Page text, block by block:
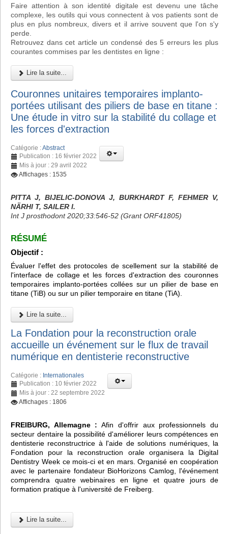
Faire attention à son identité digitale est devenu une tâche
complexe, les outils qui vous connectent à vos patients sont de
plus en plus nombreux, divers et il arrive souvent que l'on s'y
perde.
Retrouvez dans cet article un condensé des 5 erreurs les plus
courantes commises par les dentistes en ligne :
Lire la suite...
Couronnes unitaires temporaires implanto-
portées utilisant des piliers de base en titane :
Une étude in vitro sur la stabilité du collage et
les forces d'extraction
Catégorie :Abstract
Publication : 16 février 2022
Mis à jour : 29 avril 2022
Affichages : 1535
PITTA J, BIJELIC-DONOVA J, BURKHARDT F, FEHMER V,
NÄRHI T, SAILER I.
Int J prosthodont 2020;33:546-52 (Grant ORF41805)
RÉSUMÉ
Objectif :
Évaluer l'effet des protocoles de scellement sur la stabilité de
l'interface de collage et les forces d'extraction des couronnes
temporaires implanto-portées collées sur un pilier de base en
titane (TiB) ou sur un pilier temporaire en titane (TiA).
Lire la suite...
La Fondation pour la reconstruction orale
accueille un événement sur le flux de travail
numérique en dentisterie reconstructive
Catégorie : Internationales
Publication : 10 février 2022
Mis à jour : 22 septembre 2022
Affichages : 1806
FREIBURG, Allemagne : Afin d'offrir aux professionnels du
secteur dentaire la possibilité d'améliorer leurs compétences en
dentisterie reconstructrice à l'aide de solutions numériques, la
Fondation pour la reconstruction orale organisera la Digital
Dentistry Week ce mois-ci et en mars. Organisé en coopération
avec le partenaire fondateur BioHorizons Camlog, l'événement
comprendra quatre webinaires en ligne et quatre jours de
formation pratique à l'université de Freiberg.
Lire la suite...